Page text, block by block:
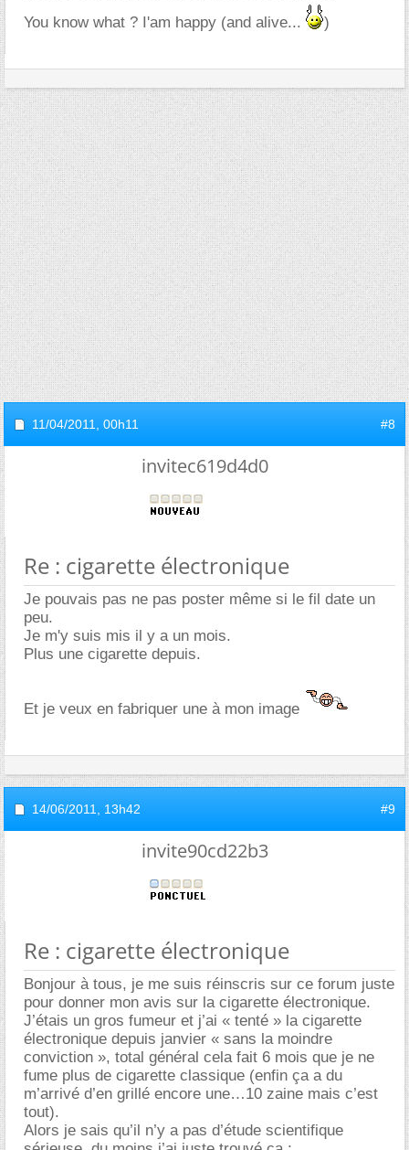
You know what ? I'am happy (and alive...
)
11/04/2011, 00h11 #8
invitec619d4d0
Re : cigarette électronique
Je pouvais pas ne pas poster même si le fil date un
peu.
Je m'y suis mis il y a un mois.
Plus une cigarette depuis.
Et je veux en fabriquer une à mon image
14/06/2011, 13h42 #9
invite90cd22b3
Re : cigarette électronique
Bonjour à tous, je me suis réinscris sur ce forum juste
pour donner mon avis sur la cigarette électronique.
J’étais un gros fumeur et j’ai « tenté » la cigarette
électronique depuis janvier « sans la moindre
conviction », total général cela fait 6 mois que je ne
fume plus de cigarette classique (enfin ça a du
m’arrivé d’en grillé encore une…10 zaine mais c’est
tout).
Alors je sais qu’il n’y a pas d’étude scientifique